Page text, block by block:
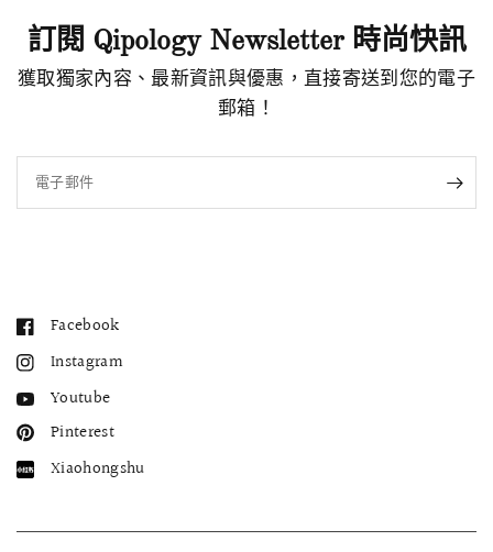
訂閱 Qipology Newsletter 時尚快訊
獲取獨家內容、最新資訊與優惠，直接寄送到您的電子
郵箱！
電子郵件
Facebook
Instagram
Youtube
Pinterest
Xiaohongshu